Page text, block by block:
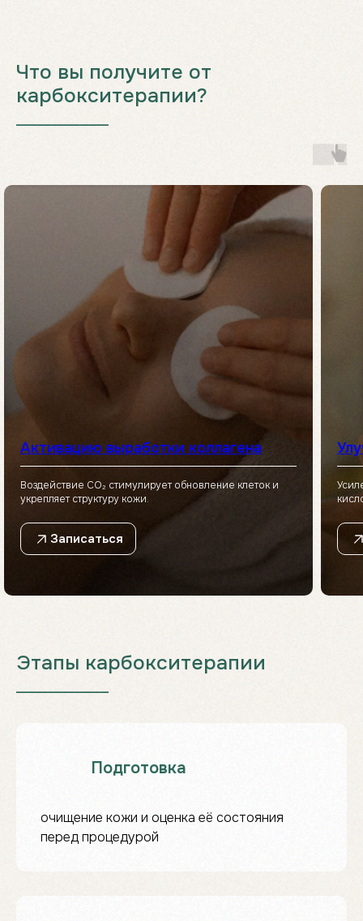
Что вы получите от
карбокситерапии?
Активацию выработки коллагена
Воздействие CO₂ стимулирует обновление клеток и
укрепляет структуру кожи.
Записаться
Этапы карбокситерапии
___________________
Подготовка
очищение кожи и оценка её состояния
перед процедурой